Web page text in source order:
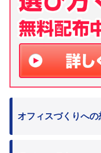
オフィスづくりへの